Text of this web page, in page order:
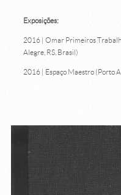
Exposições:
2016 | Omar Primeiros
Alegre, RS, Brasil)
2016 | Espaço Maestro (Porto